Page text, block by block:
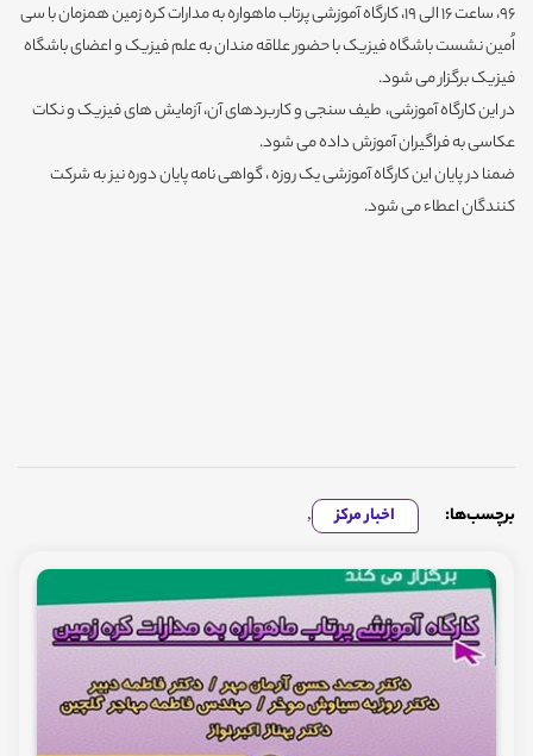
96، ساعت 16 الی 19، کارگاه آموزشی پرتاب ماهواره به مدارات کره زمین همزمان با سی
اُمین نشست باشگاه فیزیک با حضور علاقه مندان به علم فیزیک و اعضای باشگاه
فیزیک برگزار می شود.
در این کارگاه آموزشی، طیف سنجی و کاربردهای آن، آزمایش های فیزیک و نکات
عکاسی به فراگیران آموزش داده می شود.
ضمنا در پایان این کارگاه آموزشی یک روزه ، گواهی نامه پایان دوره نیز به شرکت
کنندگان اعطاء می شود.
برچسب‌ها: اخبار مرکز ,